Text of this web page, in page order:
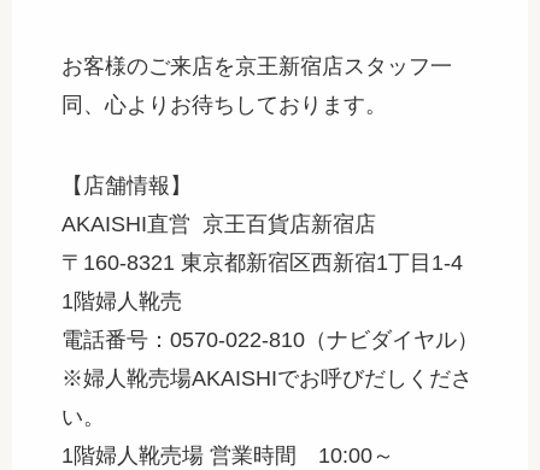
お客様のご来店を京王新宿店スタッフ一
同、心よりお待ちしております。
【店舗情報】
AKAISHI直営 京王百貨店新宿店
〒160-8321 東京都新宿区西新宿1丁目1-4
1階婦人靴売
電話番号：0570-022-810（ナビダイヤル）
※婦人靴売場AKAISHIでお呼びだしくださ
い。
1階婦人靴売場 営業時間 10:00～